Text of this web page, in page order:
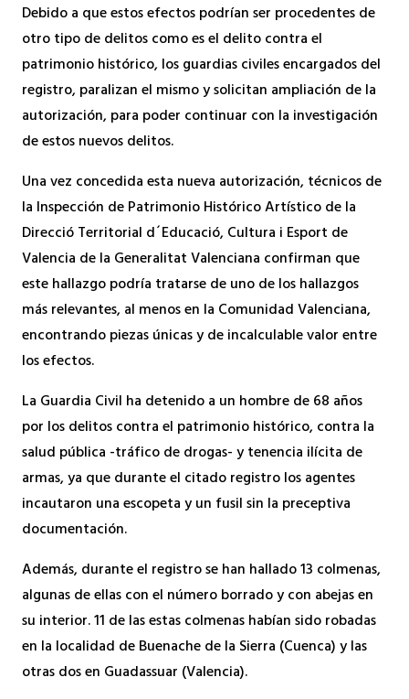
Debido a que estos efectos podrían ser procedentes de
otro tipo de delitos como es el delito contra el
patrimonio histórico, los guardias civiles encargados del
registro, paralizan el mismo y solicitan ampliación de la
autorización, para poder continuar con la investigación
de estos nuevos delitos.
Una vez concedida esta nueva autorización, técnicos de
la Inspección de Patrimonio Histórico Artístico de la
Direcció Territorial d´Educació, Cultura i Esport de
Valencia de la Generalitat Valenciana confirman que
este hallazgo podría tratarse de uno de los hallazgos
más relevantes, al menos en la Comunidad Valenciana,
encontrando piezas únicas y de incalculable valor entre
los efectos.
La Guardia Civil ha detenido a un hombre de 68 años
por los delitos contra el patrimonio histórico, contra la
salud pública -tráfico de drogas- y tenencia ilícita de
armas, ya que durante el citado registro los agentes
incautaron una escopeta y un fusil sin la preceptiva
documentación.
Además, durante el registro se han hallado 13 colmenas,
algunas de ellas con el número borrado y con abejas en
su interior. 11 de las estas colmenas habían sido robadas
en la localidad de Buenache de la Sierra (Cuenca) y las
otras dos en Guadassuar (Valencia).